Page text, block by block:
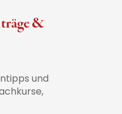
&
und